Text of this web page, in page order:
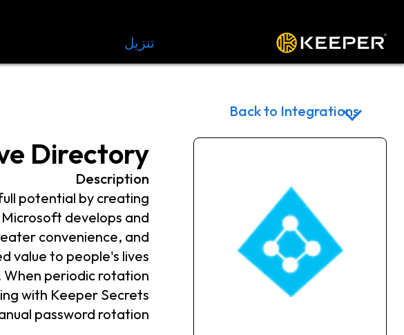
تنزيل
Back to Integrations
Directory
Description
potential by creating
develops and
convenience, and
value to people's lives.
periodic rotation
with Keeper Secrets
password rotation.